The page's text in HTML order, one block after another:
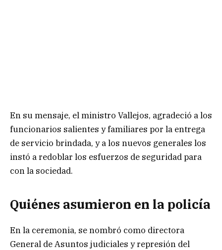
En su mensaje, el ministro Vallejos, agradeció a los
funcionarios salientes y familiares por la entrega
de servicio brindada, y a los nuevos generales los
instó a redoblar los esfuerzos de seguridad para
con la sociedad.
Quiénes asumieron en la policía
En la ceremonia, se nombró como directora
General de Asuntos judiciales y represión del